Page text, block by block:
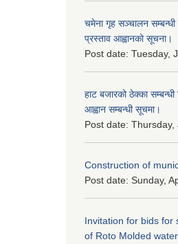
चमेना गृह सञ्चालन सम्बन्धी
प्रस्ताव आह्वानको सूचना।
Post date: Tuesday,
हाट बजारको ठेक्का
आह्वान सम्बन्धी सूचमा।
Post date: Thursday,
Construction of
Post date: Sunday,
Invitation for bids for
of Roto Molded water